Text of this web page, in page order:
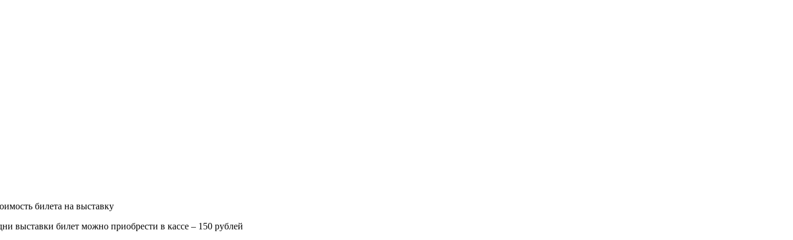
билета на выставку
выставки билет можно приобрести в кассе – 150 рублей